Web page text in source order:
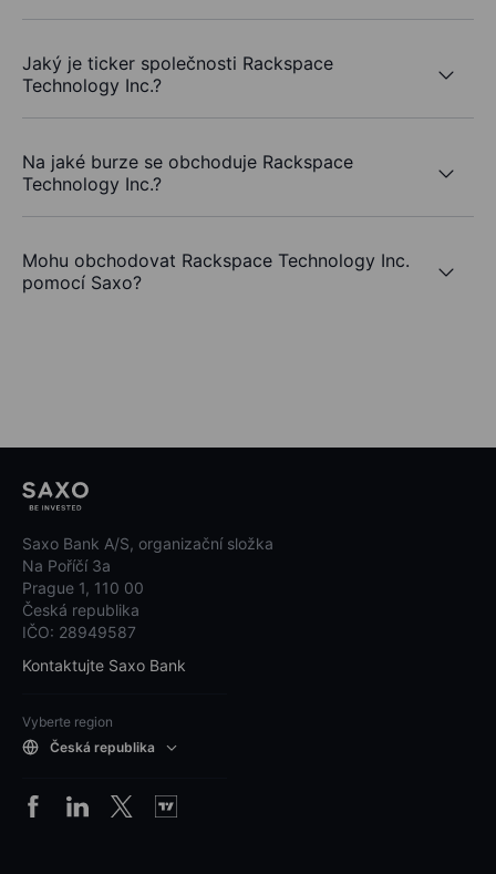
Jaký je ticker společnosti Rackspace
Technology Inc.?
Na jaké burze se obchoduje Rackspace
Technology Inc.?
Mohu obchodovat Rackspace Technology Inc.
pomocí Saxo?
Saxo Bank A/S, organizační složka
Na Poříčí 3a
Prague 1, 110 00
Česká republika
IČO: 28949587
Kontaktujte Saxo Bank
Vyberte region
Česká republika